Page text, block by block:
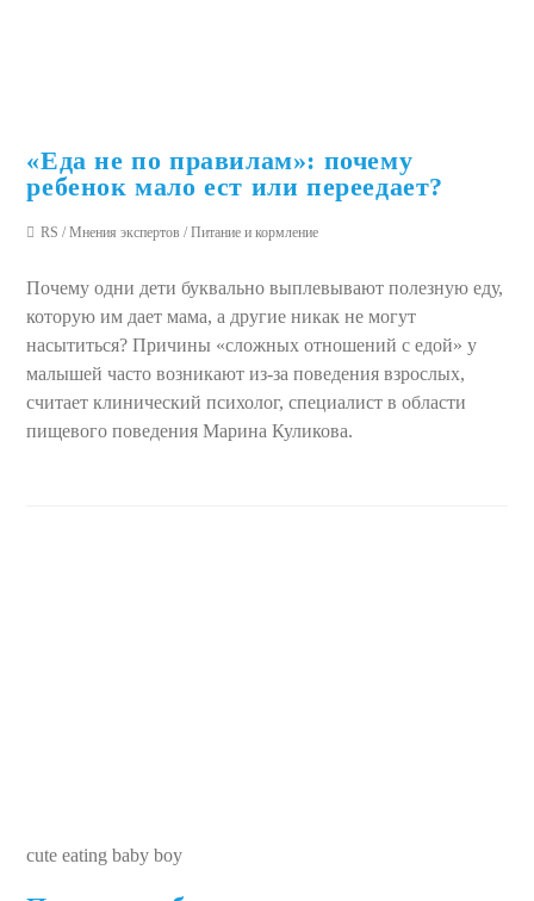
«Еда не по правилам»: почему
ребенок мало ест или переедает?
RS / Мнения экспертов / Питание и кормление
Почему одни дети буквально выплевывают полезную еду,
которую им дает мама, а другие никак не могут
насытиться? Причины «сложных отношений с едой» у
малышей часто возникают из-за поведения взрослых,
считает клинический психолог, специалист в области
пищевого поведения Марина Куликова.
cute eating baby boy